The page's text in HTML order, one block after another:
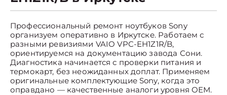
Профессиональный ремонт ноутбуков Sony
организуем оперативно в Иркутске. Работаем с
разными ревизиями VAIO VPC-EH1Z1R/B,
ориентируемся на документацию завода Сони.
Диагностика начинается с проверки питания и
термокарт, без неожиданных доплат. Применяем
оригинальные комплектующие Sony, когда это
оправдано — качественные аналоги уровня OEM.